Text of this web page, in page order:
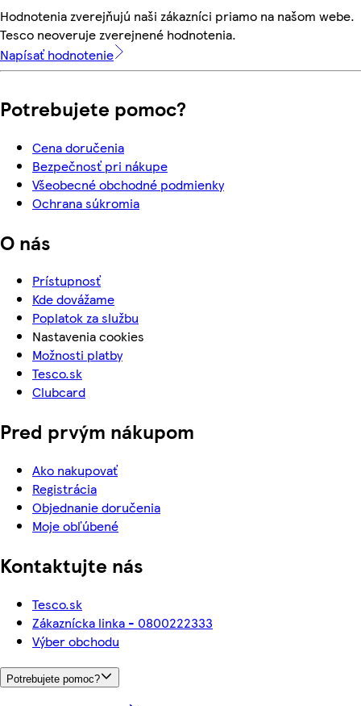
Hodnotenia zverejňujú naši zákazníci priamo na našom webe.
Tesco neoveruje zverejnené hodnotenia.
Napísať hodnotenie
Potrebujete pomoc?
Cena doručenia
Bezpečnosť pri nákupe
Všeobecné obchodné podmienky
Ochrana súkromia
O nás
Prístupnosť
Kde dovážame
Poplatok za službu
Nastavenia cookies
Možnosti platby
Tesco.sk
Clubcard
Pred prvým nákupom
Ako nakupovať
Registrácia
Objednanie doručenia
Moje obľúbené
Kontaktujte nás
Tesco.sk
Zákaznícka linka - 0800222333
Výber obchodu
Potrebujete pomoc?